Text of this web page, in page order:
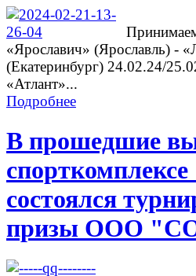
«Ярославич» (Ярославль) -
(Екатеринбург) 24.02.24/
«Атлант»...
Подробнее
В прошедшие
состоялся
призы ООО